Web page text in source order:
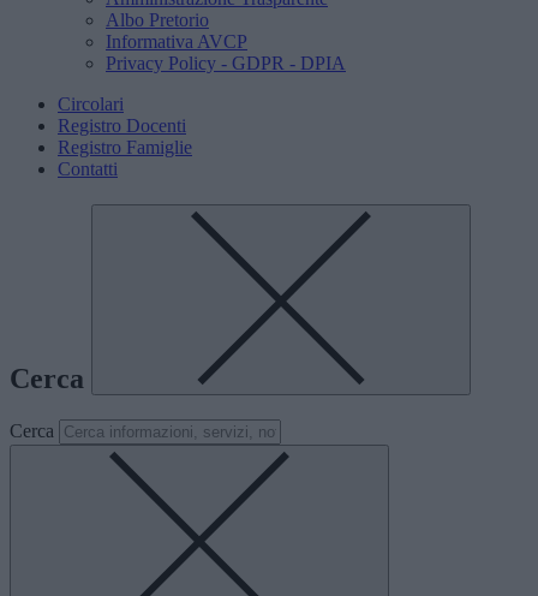
Albo Pretorio
Informativa AVCP
Privacy Policy - GDPR - DPIA
Circolari
Registro Docenti
Registro Famiglie
Contatti
Cerca
Cerca